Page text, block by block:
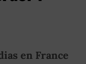
en France